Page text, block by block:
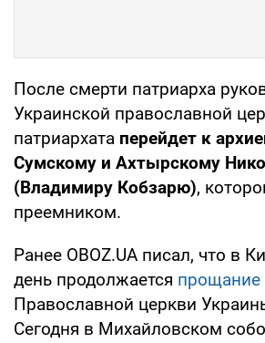
После смерти патриарха
Украинской православной
патриархата перейдет к
Сумскому и Ахтырскому
(Владимиру Кобзарю),
преемником.
Ранее OBOZ.UA писал, что в
день продолжается прощание
Православной церкви
Сегодня в Михайловском